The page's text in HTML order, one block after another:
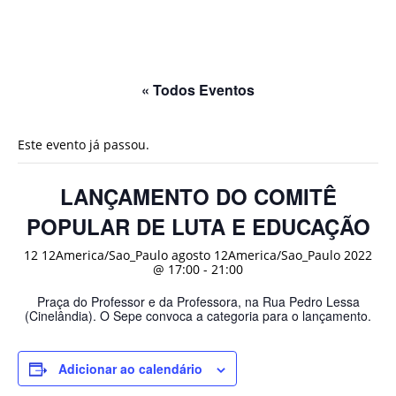
« Todos Eventos
Este evento já passou.
LANÇAMENTO DO COMITÊ
POPULAR DE LUTA E EDUCAÇÃO
12 12America/Sao_Paulo agosto 12America/Sao_Paulo 2022
@ 17:00 - 21:00
Praça do Professor e da Professora, na Rua Pedro Lessa
(Cinelândia). O Sepe convoca a categoria para o lançamento.
Adicionar ao calendário